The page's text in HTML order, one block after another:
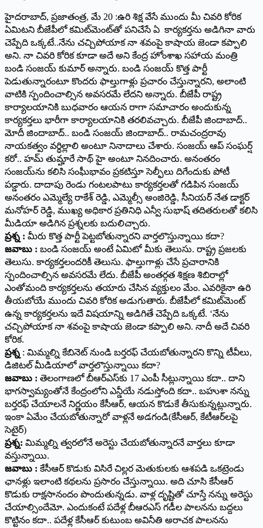
హైదరాబాద్, ప్రజాతంత్ర, మే 20 :ఉరి శిక్ష వేసే ముందు మీ చివరి కోరిక
ఏమిటని బీజేపీలో కమిట్‌మెంట్‌తో పనిచేసే ఏ కార్యకర్తను అడిగినా వారు
చెప్పేది ఒక్కటే..నేను చచ్చిపోయాక నా శవంపై కాషాయ జెండా కప్పాలి
అని. నా చివరి కోరిక కూడా అదే అని కేంద్ర హోంశాఖ సహాయ మంత్రి
బండి సంజయ్ కుమార్ అన్నారు. బండి సంజయ్ కొత్త పార్టీ
పెడుతున్నారంటూ కొందరు ఫాల్తుగాళ్లు ప్రచారం చేస్తున్నారని, అలాంటి
వాటికి స్పందించాల్సిన అవసరమే లేదని అన్నారు. బీజేపీ రాష్ట్ర
కార్యాలయానికి బుధవారం ఆయన రాగా సమాచారం అందుకున్న
కార్యకర్తలు భారీగా కార్యాలయానికి తరలివచ్చారు. బీజేపీ జిందాబాద్..
మోదీ జిందాబాద్.. బండి సంజయ్ జిందాబాద్.. రామచంద్రరావు
నాయకత్వం వర్ధిల్లాలి అంటూ నినాదాలు చేశారు. సంజయ్ ఆప్ సంఘర్ష్
కరో.. హమ్ తుమ్హారే సాథ్ హై అంటూ నినదించారు. అనంతరం
సంజయ్‌ను కలిసి సంఘీభావం ప్రకటిస్తూ సెల్ఫీలు దిగేందుకు పోటీ
పడ్డారు. దాదాపు రెండు గంటలపాటు కార్యకర్తలతో గడిపిన సంజయ్
అనంతరం ఎమ్మెల్యే రాకేశ్ రెడ్డి, ఎమ్మెల్సీ అంజిరెడ్డి, సీనియర్ నేత డాక్టర్
మనోహర్ రెడ్డి, ముఖ్య అధికార ప్రతినిధి ఎన్వీ సుభాష్ తదితరులతో కలిసి
మీడియా అడిగిన ప్రశ్నలకు బదులిచ్చారు.
ప్రశ్న : మీరు కొత్త పార్టీ పెట్టబోతున్నారని వార్తలొస్తున్నాయి కదా?
జవాబు : బండి సంజయ్ అంటే ఏమిటో మీకు తెలుసు. రాష్ట్ర ప్రజలకు
తెలుసు. కార్యకర్తలందరికీ తెలుసు. ఫాల్తుగాళ్లు చేసే ప్రచారానికి
స్పందించాల్సిన అవసరమే లేదు. బీజేపీ అంతర్గత శిక్షణ శిబిరాల్లో
ఎంతోమంది కార్యకర్తలను తయారు చేసిన వ్యక్తులం మేం. ఎవరికైనా ఉరి
తీయబోయే ముందు చివరి కోరిక అడుగుతారు. బీజేపీలో కమిట్‌మెంట్
ఉన్న కార్యకర్తలను ఇదే విషయాన్ని అడిగితే చెప్పేది ఒక్కటే. ‘నేను
చచ్చిపోయాక నా శవంపై కాషాయ జెండా కప్పాలి అని. నాదీ అదే చివరి
కోరిక.
ప్రశ్న : మిమ్మల్ని కేబినెట్ నుండి బర్తరఫ్ చేయబోతున్నారని కొన్ని టీవీలు,
డిజిటల్ మీడియాలో వార్తలొస్తున్నాయి కదా?
జవాబు : తెలంగాణలో బీఆర్ఎస్‌కు 17 ఎంపీ సీట్లున్నాయి కదా.. దాని
భాగస్వామ్యంతోనే కేంద్రంలోని ఎన్డీయే నడుస్తోంది కదా.. బహుశా నన్ను
బర్తరఫ్ చేయాలనే నిర్ణయం కేసీఆర్, ఆయన కొడుకే తీసుకున్నట్లున్నారు.
ఇంకా ఏమేం చేయబోతున్నారో వాళ్లనే అడగండి(కేసీఆర్, కేటీఆర్‌లపై
సెటైర్)
ప్రశ్న: మిమ్మల్ని త్వరలోనే అరెస్టు చేయబోతున్నారనే వార్తలు కూడా
వస్తున్నాయి.
జవాబు : కేసీఆర్ కొడుకు విసిరే చిల్లర మెతుకులకు ఆశపడి ఒకట్రెండు
ఛానళ్లు ఇలాంటి కథలను ప్రసారం చేస్తున్నాయి. అది చూసి కేసీఆర్
కొడుకు రాక్షసానందం పొందుతున్నడు. వాళ్ల దృష్టితో చూస్తే నన్ను అరెస్టు
చేయాల్సిందేమో. ఎందుకంటే పదేళ్ల బీఆరఎస్ గడీల పాలనను బద్దలు
కొట్టినం కదా.. పదేళ్ల కేసీఆర్ కుటుంబ అవినీతి అరాచక పాలనను